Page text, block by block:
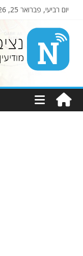
יום רביעי, פברואר 25, 2026
מודיעין
מהמקורות